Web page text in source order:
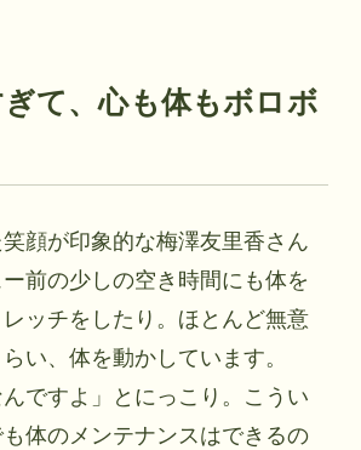
て、心も体もボロボ
顔が印象的な梅澤友里香さん
前の少しの空き時間にも体を
ッチをしたり。ほとんど無意
い、体を動かしています。
んですよ」とにっこり。こうい
体のメンテナンスはできるの